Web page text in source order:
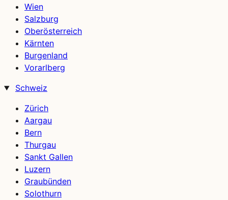
Wien
Salzburg
Oberösterreich
Kärnten
Burgenland
Vorarlberg
Schweiz
Zürich
Aargau
Bern
Thurgau
Sankt Gallen
Luzern
Graubünden
Solothurn